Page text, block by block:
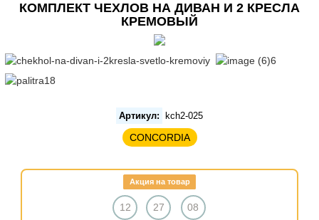
КОМПЛЕКТ ЧЕХЛОВ НА ДИВАН И 2 КРЕСЛА
КРЕМОВЫЙ
Артикул: kch2-025
CONCORDIA
Акция на товар
12 27 08